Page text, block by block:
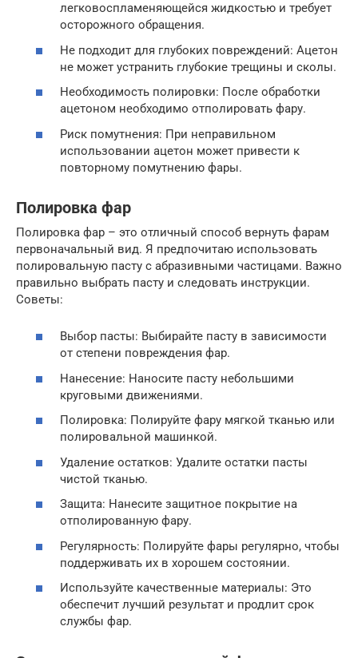
легковоспламеняющейся жидкостью и требует
осторожного обращения.
Не подходит для глубоких повреждений: Ацетон
не может устранить глубокие трещины и сколы.
Необходимость полировки: После обработки
ацетоном необходимо отполировать фару.
Риск помутнения: При неправильном
использовании ацетон может привести к
повторному помутнению фары.
Полировка фар
Полировка фар – это отличный способ вернуть фарам
первоначальный вид. Я предпочитаю использовать
полировальную пасту с абразивными частицами. Важно
правильно выбрать пасту и следовать инструкции.
Советы:
Выбор пасты: Выбирайте пасту в зависимости
от степени повреждения фар.
Нанесение: Наносите пасту небольшими
круговыми движениями.
Полировка: Полируйте фару мягкой тканью или
полировальной машинкой.
Удаление остатков: Удалите остатки пасты
чистой тканью.
Защита: Нанесите защитное покрытие на
отполированную фару.
Регулярность: Полируйте фары регулярно, чтобы
поддерживать их в хорошем состоянии.
Используйте качественные материалы: Это
обеспечит лучший результат и продлит срок
службы фар.